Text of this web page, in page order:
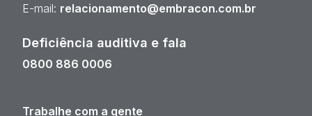
E-mail: relacionamento@embracon.com.br
Deficiência auditiva e fala
0800 886 0006
Trabalhe com a gente